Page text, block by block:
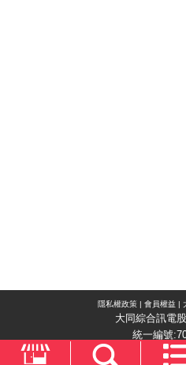
隱私權政策 | 會員權益 |
大同綜合訊電
統一編號